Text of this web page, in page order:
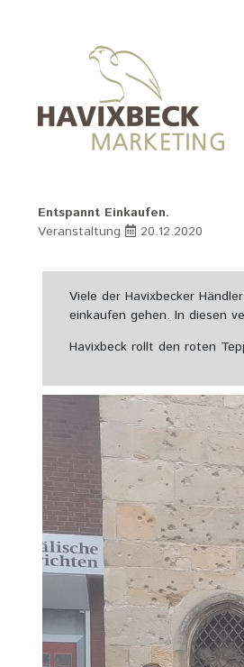
Entspannt Einkaufen.
Veranstaltung
20.12.2020
Viele der Havixbecker
einkaufen gehen. In diesen
Havixbeck rollt den roten